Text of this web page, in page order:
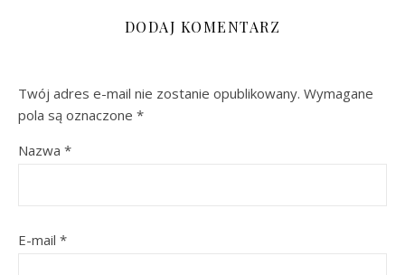
DODAJ KOMENTARZ
Twój adres e-mail nie zostanie opublikowany. Wymagane
pola są oznaczone *
Nazwa *
E-mail *